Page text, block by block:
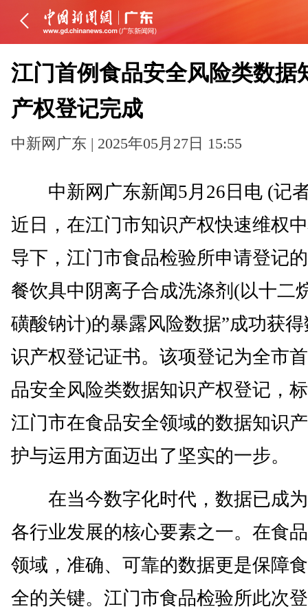
江门首例食品安全风险类数据
产权登记完成
中新网广东 | 2025年05月27日 15:55
中新网广东新闻5月26日电 (记
近日，在江门市知识产权快速维权
导下，江门市食品检验所申请登记
餐饮具中阴离子合成洗涤剂(以十二
磺酸钠计)的暴露风险数据”成功获
识产权登记证书。该项登记为全市
品安全风险类数据知识产权登记，
江门市在食品安全领域的数据知识
护与运用方面迈出了坚实的一步。
在当今数字化时代，数据已成
各行业发展的核心要素之一。在食
领域，准确、可靠的数据更是保障
全的关键。江门市食品检验所此次